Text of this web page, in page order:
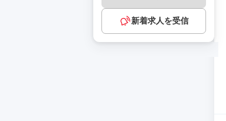
新着求人を受信